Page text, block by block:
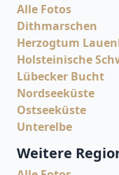
Alle Fotos
Dithmarschen
Herzogtum
Holsteinische
Lübecker Bucht
Nordseeküste
Ostseeküste
Unterelbe
Weitere